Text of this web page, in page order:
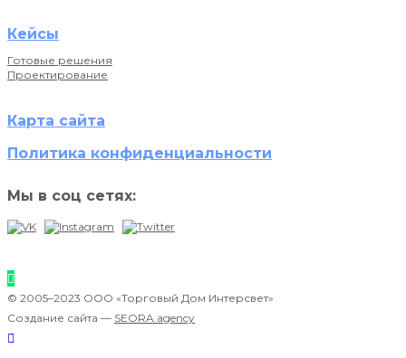
Кейсы
Готовые решения
Проектирование
Карта сайта
Политика конфиденциальности
Мы в соц сетях:
© 2005–2023 ООО «Торговый Дом Интерсвет»
Создание сайта — SEORA.agency